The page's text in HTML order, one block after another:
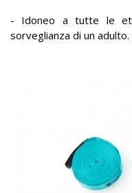
- Idoneo a tutte le
sorveglianza di un